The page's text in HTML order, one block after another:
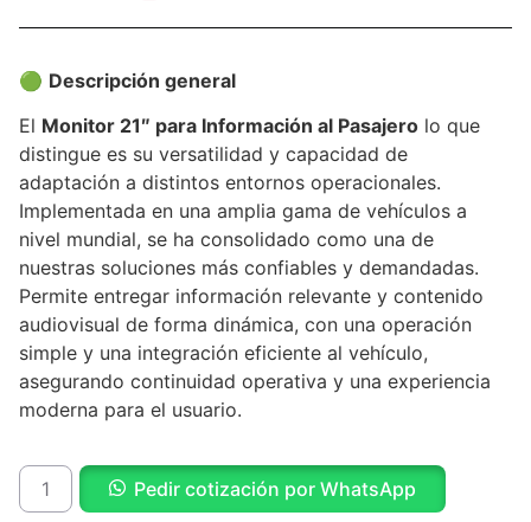
🟢 Descripción general
El Monitor 21″ para Información al Pasajero lo que
distingue es su versatilidad y capacidad de
adaptación a distintos entornos operacionales.
Implementada en una amplia gama de vehículos a
nivel mundial, se ha consolidado como una de
nuestras soluciones más confiables y demandadas.
Permite entregar información relevante y contenido
audiovisual de forma dinámica, con una operación
simple y una integración eficiente al vehículo,
asegurando continuidad operativa y una experiencia
moderna para el usuario.
Pedir cotización por WhatsApp